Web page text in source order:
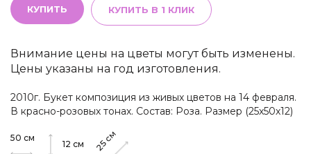
КУПИТЬ КУПИТЬ В 1 КЛИК
Внимание цены на цветы могут быть изменены.
Цены указаны на год изготовления.
2010г. Букет композиция из живых цветов на 14 февраля.
В красно-розовых тонах. Состав: Роза. Размер (25х50х12)
50 см
12 см 25см